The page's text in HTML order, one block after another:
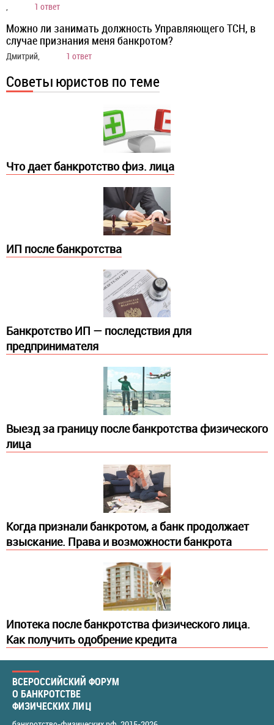
, 1 ответ
Можно ли занимать должность Управляющего ТСН, в
случае признания меня банкротом?
Дмитрий, 1 ответ
Советы юристов по теме
Что дает банкротство физ. лица
ИП после банкротства
Банкротство ИП — последствия для
предпринимателя
Выезд за границу после банкротства физического
лица
Когда признали банкротом, а банк продолжает
взыскание. Права и возможности банкрота
Ипотека после банкротства физического лица.
Как получить одобрение кредита
ВСЕРОССИЙСКИЙ ФОРУМ
О БАНКРОТСТВЕ
ФИЗИЧЕСКИХ ЛИЦ